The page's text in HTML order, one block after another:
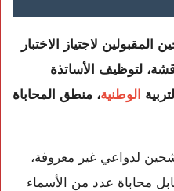
لتوظيف الأساتذة
الوطنية، منطق المحاباة
لدواعي غير معروفة،
محاباة عدد من الأسماء